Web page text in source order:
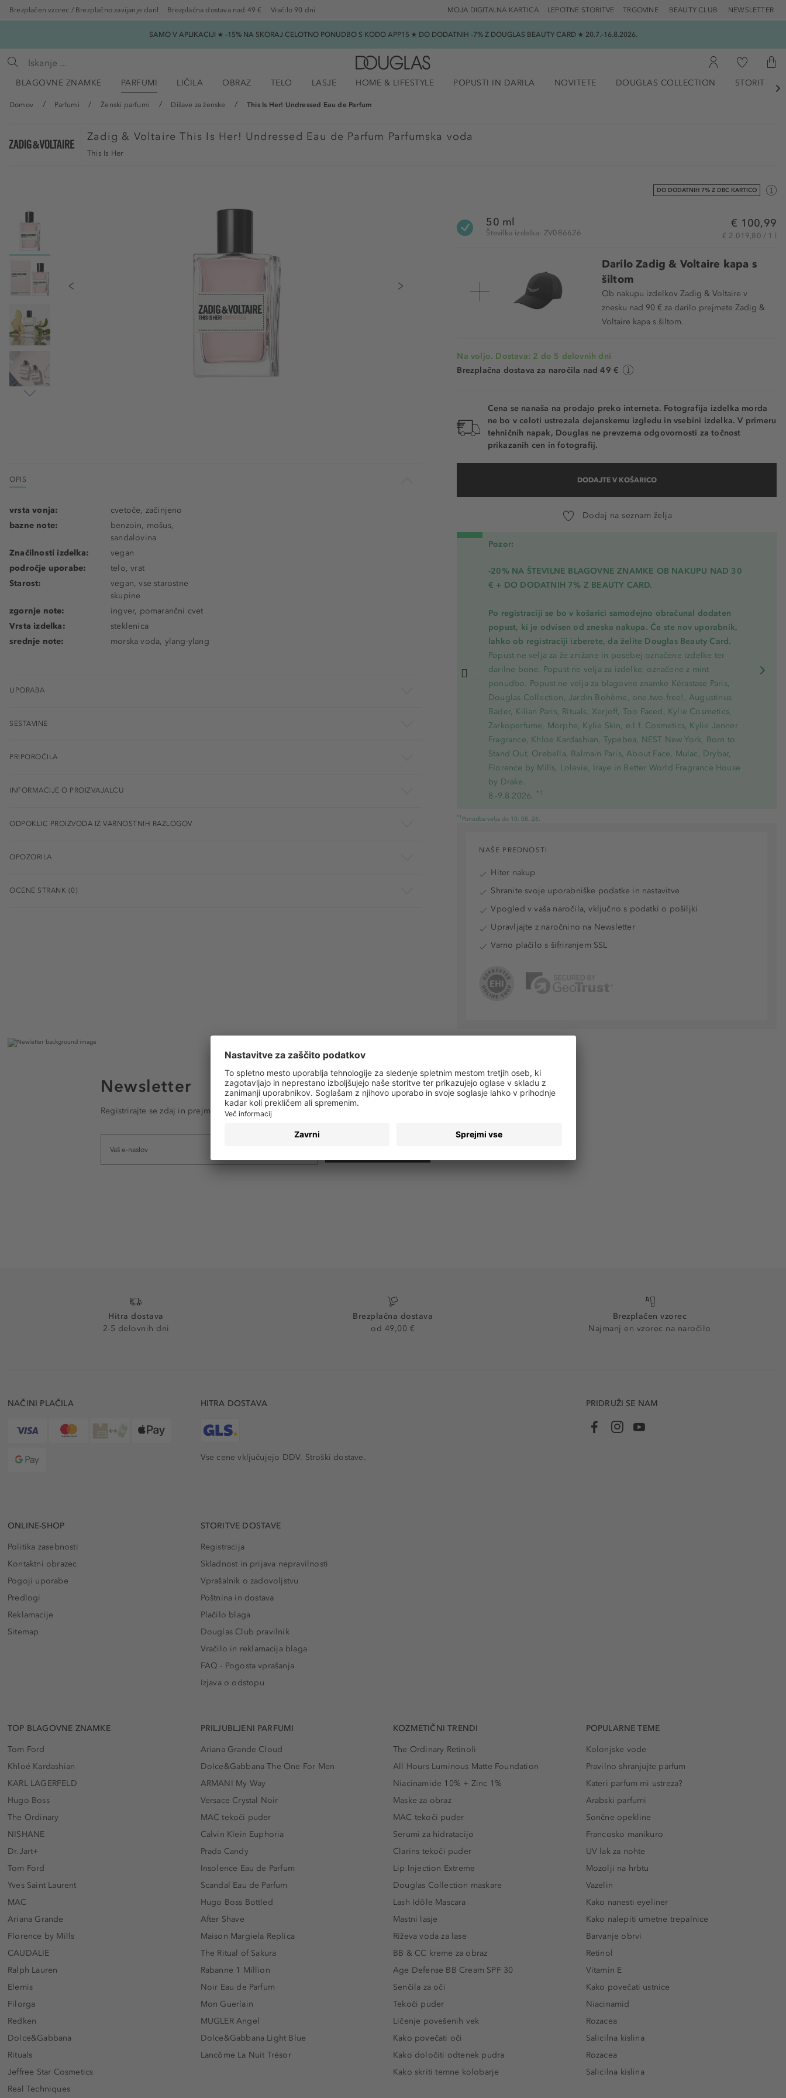
Brezplačen vzorec / Brezplačno zavijanje daril Brezplačna dostava nad 49 € Vračilo 90 dni TRGOVINE BEAUTY CLUB NEWSLETTER
LEPOTNE STORITVE
MOJA DIGITALNA KARTICA
SAMO V APLIKACIJI ★ -15% NA SKORAJ CELOTNO PONUDBO S KODO APP15 ★ DO DODATNIH -7% Z DOUGLAS BEAUTY CARD ★ 20.7.-16.8.2026.
BLAGOVNE ZNAMKE PARFUMI LIČILA OBRAZ TELO LASJE HOME & LIFESTYLE POPUSTI IN DARILA NOVITETE DOUGLAS COLLECTION STORITVE

Domov Parfumi Ženski parfumi Dišave za ženske This Is Her! Undressed Eau de Parfum
Zadig & VoltaireThis Is Her! Undressed Eau de Parfum Parfumska voda
This Is Her
DO DODATNIH 7% Z DBC KARTICO
50 ml
Številka izdelka: ZV086626
€ 100,99
€ 2.019,80 / 1 l
Darilo Zadig & Voltaire kapa s
šiltom
Ob nakupu izdelkov Zadig & Voltaire v
znesku nad 90 € za darilo prejmete Zadig &
Voltaire kapa s šiltom.
Na voljo. Dostava: 2 do 5 delovnih dni
Brezplačna dostava za naročila nad 49 €
Cena se nanaša na prodajo preko interneta. Fotografija izdelka morda
ne bo v celoti ustrezala dejanskemu izgledu in vsebini izdelka. V primeru
tehničnih napak, Douglas ne prevzema odgovornosti za točnost
prikazanih cen in fotografij.
DODAJTE V KOŠARICO
Dodaj na seznam želja
Pozor:
-20% NA ŠTEVILNE BLAGOVNE ZNAMKE OB NAKUPU NAD 30
€ + DO DODATNIH 7% Z BEAUTY CARD.
Po registraciji se bo v košarici samodejno obračunal dodaten
popust, ki je odvisen od zneska nakupa. Če ste nov uporabnik,
lahko ob registraciji izberete, da želite Douglas Beauty Card.
Popust ne velja za že znižane in posebej označene izdelke ter
darilne bone. Popust ne velja za izdelke, označene z mint
ponudbo. Popust ne velja za blagovne znamke Kérastase Paris,
Douglas Collection, Jardin Bohème, one.two.free!, Augustinus
Bader, Kilian Paris, Rituals, Xerjoff, Too Faced, Kylie Cosmetics,
Zarkoperfume, Morphe, Kylie Skin, e.l.f. Cosmetics, Kylie Jenner
Fragrance, Khloe Kardashian, Typebea, NEST New York, Born to
Stand Out, Orebella, Balmain Paris, About Face, Mulac, Drybar,
Florence by Mills, Lolavie, Iraye in Better World Fragrance House
by Drake.
8.-9.8.2026. *1
*1 Ponudba velja do 10. 08. 26.
OPIS
vrsta vonja:
cvetoče, začinjeno
bazne note:
benzoin, mošus,
sandalovina
Značilnosti izdelka:
vegan
področje uporabe:
telo, vrat
Starost:
vegan, vse starostne
skupine
zgornje note:
ingver, pomarančni cvet
Vrsta izdelka:
steklenica
srednje note:
morska voda, ylang-ylang
UPORABA
SESTAVINE
PRIPOROČILA
INFORMACIJE O PROIZVAJALCU
ODPOKLIC PROIZVODA IZ VARNOSTNIH RAZLOGOV
OPOZORILA
OCENE STRANK (0)
NAŠE PREDNOSTI
Hiter nakup
Shranite svoje uporabniške podatke in nastavitve
Vpogled v vaša naročila, vključno s podatki o pošiljki
Upravljajte z naročnino na Newsletter
Varno plačilo s šifriranjem SSL
Newsletter
Registrirajte se zdaj in prejmite e-poštna obvestila o vseh trendih in ponudbah!
Hitra dostava
2-5 delovnih dni
Brezplačna dostava
od 49,00 €
Brezplačen vzorec
Najmanj en vzorec na naročilo
NAČINI PLAČILA HITRA DOSTAVA
Vse cene vključujejo DDV. Stroški dostave.
PRIDRUŽI SE NAM
ONLINE-SHOP
Politika zasebnosti
Kontaktni obrazec
Pogoji uporabe
Predlogi
Reklamacije
Sitemap
STORITVE DOSTAVE
Registracija
Skladnost in prijava nepravilnosti
Vprašalnik o zadovoljstvu
Poštnina in dostava
Plačilo blaga
Douglas Club pravilnik
Vračilo in reklamacija blaga
FAQ - Pogosta vprašanja
Izjava o odstopu
TOP BLAGOVNE ZNAMKE
Tom Ford
Khloé Kardashian
KARL LAGERFELD
Hugo Boss
The Ordinary
NISHANE
Dr.Jart+
Tom Ford
Yves Saint Laurent
MAC
Ariana Grande
Florence by Mills
CAUDALIE
Ralph Lauren
Elemis
Filorga
Redken
Dolce&Gabbana
Rituals
Jeffree Star Cosmetics
Real Techniques
PRILJUBLJENI PARFUMI
Ariana Grande Cloud
Dolce&Gabbana The One For Men
ARMANI My Way
Versace Crystal Noir
MAC tekoči puder
Calvin Klein Euphoria
Prada Candy
Insolence Eau de Parfum
Scandal Eau de Parfum
Hugo Boss Bottled
After Shave
Maison Margiela Replica
The Ritual of Sakura
Rabanne 1 Million
Noir Eau de Parfum
Mon Guerlain
MUGLER Angel
Dolce&Gabbana Light Blue
Lancôme La Nuit Trésor
KOZMETIČNI TRENDI
The Ordinary Retinoli
All Hours Luminous Matte Foundation
Niacinamide 10% + Zinc 1%
Maske za obraz
MAC tekoči puder
Serumi za hidratacijo
Clarins tekoči puder
Lip Injection Extreme
Douglas Collection maskare
Lash Idôle Mascara
Mastni lasje
Riževa voda za lase
BB & CC kreme za obraz
Age Defense BB Cream SPF 30
Senčila za oči
Tekoči puder
Ličenje povešenih vek
Kako povečati oči
Kako določiti odtenek pudra
Kako skriti temne kolobarje
POPULARNE TEME
Kolonjske vode
Pravilno shranjujte parfum
Kateri parfum mi ustreza?
Arabski parfumi
Sončne opekline
Francosko manikuro
UV lak za nohte
Mozolji na hrbtu
Vazelin
Kako nanesti eyeliner
Kako nalepiti umetne trepalnice
Barvanje obrvi
Retinol
Vitamin E
Kako povečati ustnice
Niacinamid
Rozacea
Salicilna kislina
Rozacea
Salicilna kislina